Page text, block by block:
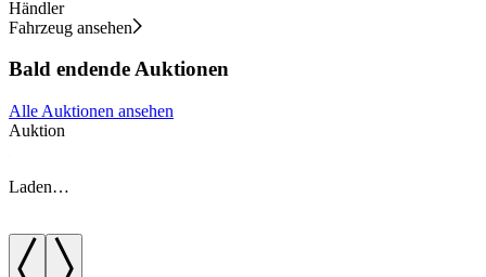
Händler
Fahrzeug ansehen
Bald endende Auktionen
Alle Auktionen ansehen
Auktion
Laden…